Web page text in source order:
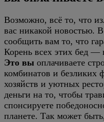
Возможно, всё то, что
вас никакой новостью.
сообщить вам то, что
Корень всех этих бед
Это вы оплачиваете
комбинатов и безликих
хозяйств и уютных
деньги на то, чтобы
спонсируете
планете. Так может